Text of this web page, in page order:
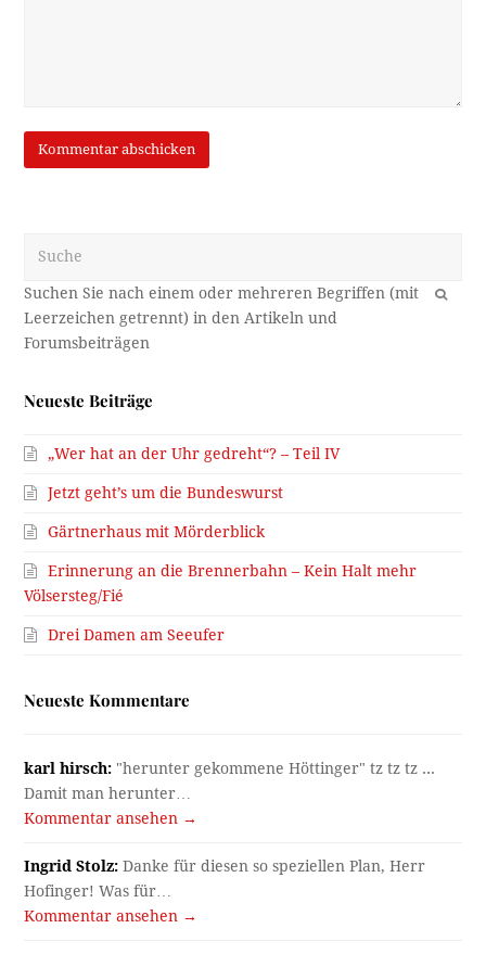
OK
Neueste Beiträge
„Wer hat an der Uhr gedreht“? – Teil IV
Jetzt geht’s um die Bundeswurst
Gärtnerhaus mit Mörderblick
Erinnerung an die Brennerbahn – Kein Halt mehr
Völsersteg/Fié
Drei Damen am Seeufer
Neueste Kommentare
karl hirsch: "herunter gekommene Höttinger" tz tz tz ...
Damit man herunter…
Kommentar ansehen →
Ingrid Stolz: Danke für diesen so speziellen Plan, Herr
Hofinger! Was für…
Kommentar ansehen →